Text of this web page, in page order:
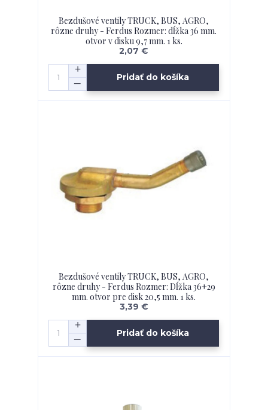
Bezdušové ventily TRUCK, BUS, AGRO,
rôzne druhy - Ferdus Rozmer: dĺžka 36 mm.
otvor v disku 9,7 mm. 1 ks.
2,07 €
Pridať do košíka
Bezdušové ventily TRUCK, BUS, AGRO,
rôzne druhy - Ferdus Rozmer: Dĺžka 36+29
mm. otvor pre disk 20,5 mm. 1 ks.
3,39 €
Pridať do košíka